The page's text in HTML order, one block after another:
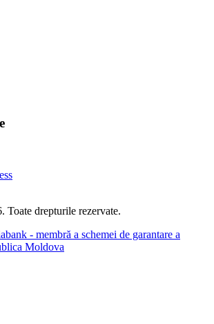
drepturile rezervate.
- membră a schemei de garantare a
Moldova